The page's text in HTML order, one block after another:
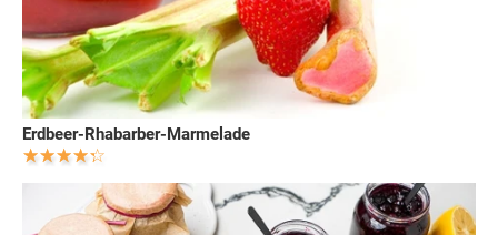
Erdbeer-Rhabarber-Marmelade